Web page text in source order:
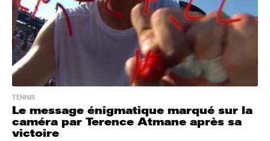
TENNIS
Le message énigmatique marqué sur la
caméra par Terence Atmane après sa
victoire